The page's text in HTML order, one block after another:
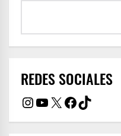
REDES SOCIALES
Instagram
YouTube
X Facebook
TikTok